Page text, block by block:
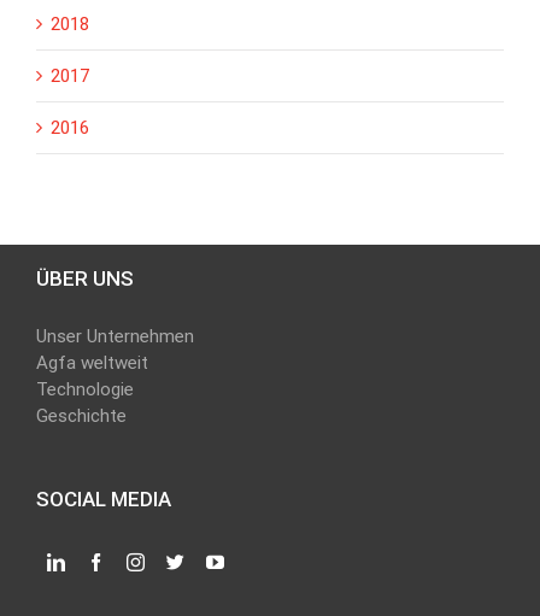
2018
2017
2016
ÜBER UNS
Unser Unternehmen
Agfa weltweit
Technologie
Geschichte
SOCIAL MEDIA